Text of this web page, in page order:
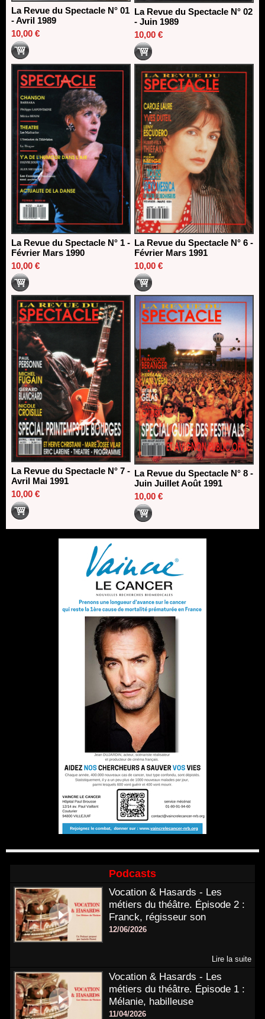
La Revue du Spectacle N° 01
- Avril 1989
10,00 €
La Revue du Spectacle N° 02
- Juin 1989
10,00 €
La Revue du Spectacle N° 1 -
Février Mars 1990
10,00 €
La Revue du Spectacle N° 6 -
Février Mars 1991
10,00 €
La Revue du Spectacle N° 7 -
Avril Mai 1991
10,00 €
La Revue du Spectacle N° 8 -
Juin Juillet Août 1991
10,00 €
Podcasts
Vocation & Hasards - Les
métiers du théâtre. Épisode 2 :
Franck, régisseur son
12/06/2026
Lire la suite
Vocation & Hasards - Les
métiers du théâtre. Épisode 1 :
Mélanie, habilleuse
11/04/2026